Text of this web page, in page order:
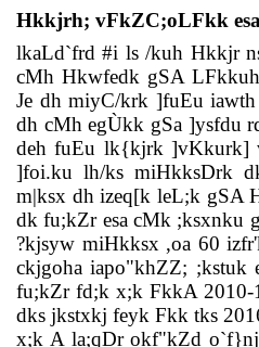
Hkkjrh; vFkZC;oLFkk
lkaLd`frd #i ls /kuh Hkkjr
cMh Hkwfedk gSA
Je dh miyC/krk ]fuEu
dh cMh egÙkk gSa ]ysfdu
deh fuEu lk{kjrk ]vKkurk]
]foi.ku lh/ks miHkksDrk
m|ksx dh izeq[k leL;k gSA
dk fu;kZr esa cMk ;ksxnku
?kjsyw miHkksx ,oa 60
ckjgoha iapo"khZZ; ;kstuk
fu;kZr fd;k x;k FkkA 2010-
dks jkstxkj feyk Fkk tks
x;k A la;qDr okf"kZd